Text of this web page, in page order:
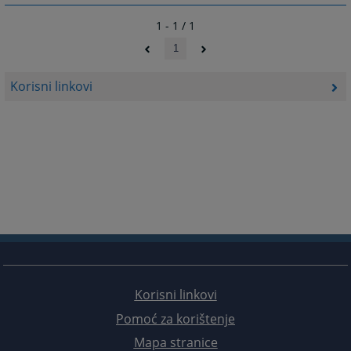
Korisni linkovi
1 - 1 / 1
1
Korisni linkovi
Pomoć za korištenje
Mapa stranice